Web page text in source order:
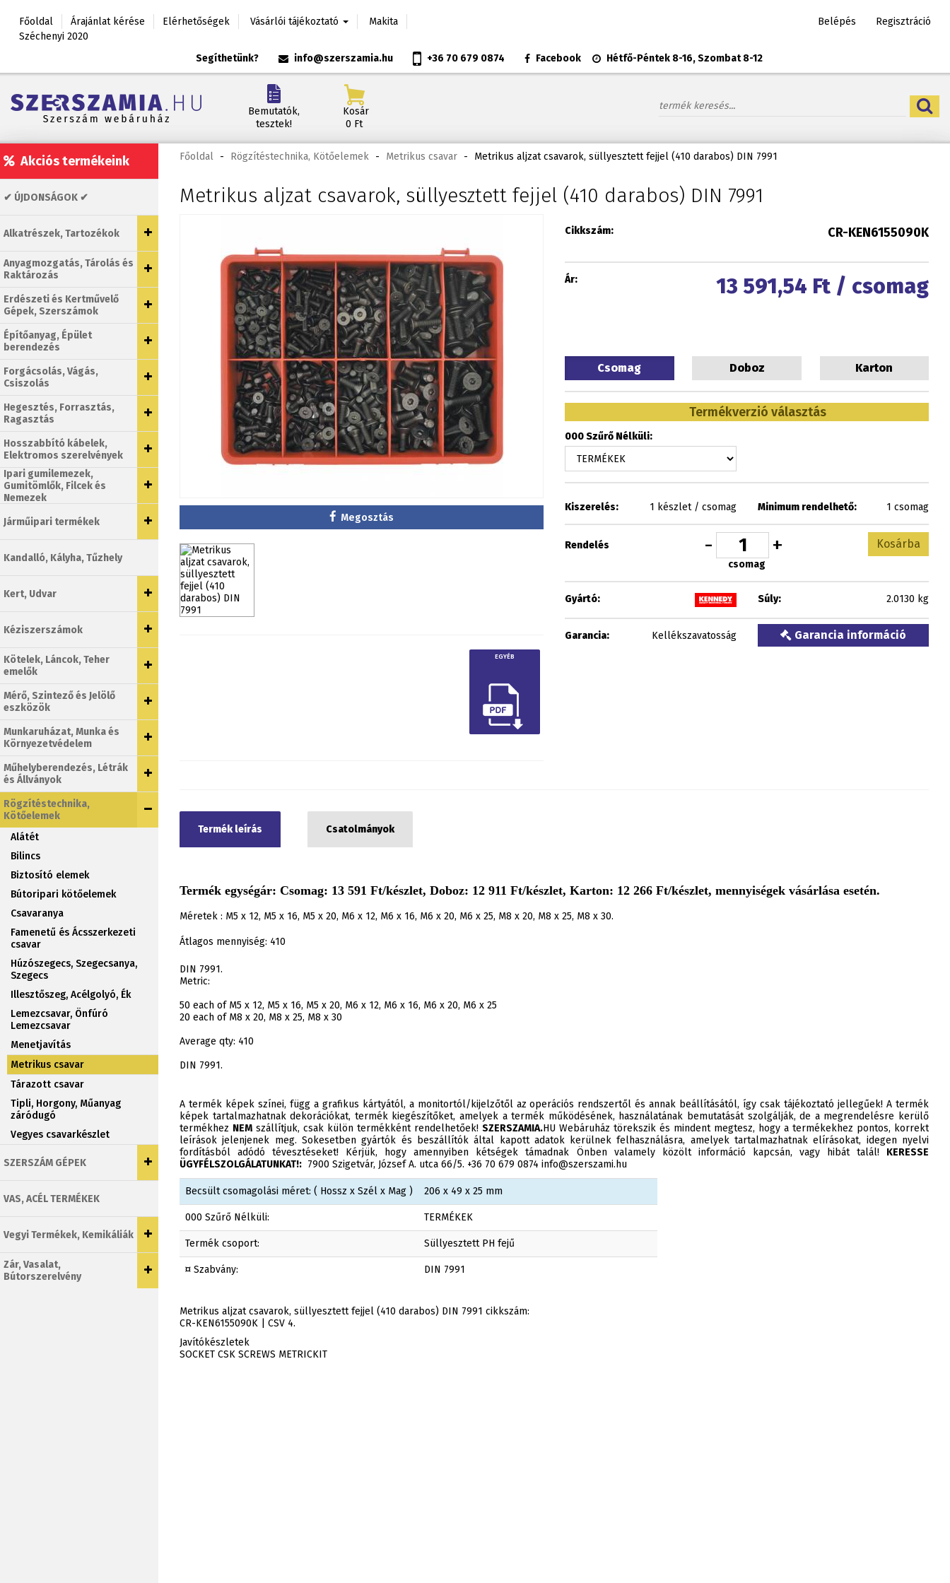
Főoldal Árajánlat kérése Elérhetőségek Vásárlói tájékoztató
Makita
Széchenyi 2020
Belépés Regisztráció
Segíthetünk? info@szerszamia.hu +36 70 679 0874 Facebook Hétfő-Péntek 8-16, Szombat 8-12
Bemutatók,
tesztek!
Kosár
0 Ft
Akciós termékeink
✔ ÚJDONSÁGOK ✔
Alkatrészek, Tartozékok
Anyagmozgatás, Tárolás és
Raktározás
Erdészeti és Kertművelő
Gépek, Szerszámok
Építőanyag, Épület
berendezés
Forgácsolás, Vágás,
Csiszolás
Hegesztés, Forrasztás,
Ragasztás
Hosszabbító kábelek,
Elektromos szerelvények
Ipari gumilemezek,
Gumitömlők, Filcek és
Nemezek
Járműipari termékek
Kandalló, Kályha, Tűzhely
Kert, Udvar
Kéziszerszámok
Kötelek, Láncok, Teher
emelők
Mérő, Szintező és Jelölő
eszközök
Munkaruházat, Munka és
Környezetvédelem
Műhelyberendezés, Létrák
és Állványok
Rögzítéstechnika,
Kötőelemek
Alátét
Bilincs
Biztosító elemek
Bútoripari kötőelemek
Csavaranya
Famenetű és Ácsszerkezeti
csavar
Húzószegecs, Szegecsanya,
Szegecs
Illesztőszeg, Acélgolyó, Ék
Lemezcsavar, Önfúró
Lemezcsavar
Menetjavítás
Metrikus csavar
Tárazott csavar
Tipli, Horgony, Műanyag
záródugó
Vegyes csavarkészlet
SZERSZÁM GÉPEK
VAS, ACÉL TERMÉKEK
Vegyi Termékek, Kemikáliák
Zár, Vasalat,
Bútorszerelvény
Főoldal - Rögzítéstechnika, Kötőelemek - Metrikus csavar - Metrikus aljzat csavarok, süllyesztett fejjel (410 darabos) DIN 7991
Metrikus aljzat csavarok, süllyesztett fejjel (410 darabos) DIN 7991
Megosztás
EGYÉB
Cikkszám: CR-KEN6155090K
Ár: 13 591,54 Ft / csomag
Csomag Doboz Karton
Termékverzió választás
000 Szűrő Nélküli:
Kiszerelés: 1 készlet / csomag Minimum rendelhető: 1 csomag
Rendelés - +
csomag
Kosárba
Gyártó: Súly: 2.0130 kg
Garancia: Kellékszavatosság Garancia információ
Termék leírás Csatolmányok
Termék egységár: Csomag: 13 591 Ft/készlet, Doboz: 12 911 Ft/készlet, Karton: 12 266 Ft/készlet, mennyiségek vásárlása esetén.
Méretek : M5 x 12, M5 x 16, M5 x 20, M6 x 12, M6 x 16, M6 x 20, M6 x 25, M8 x 20, M8 x 25, M8 x 30.
Átlagos mennyiség: 410
DIN 7991.
Metric:
50 each of M5 x 12, M5 x 16, M5 x 20, M6 x 12, M6 x 16, M6 x 20, M6 x 25
20 each of M8 x 20, M8 x 25, M8 x 30
Average qty: 410
DIN 7991.
A termék képek színei, függ a grafikus kártyától, a monitortól/kijelzőtől az operációs rendszertől és annak beállításától, így csak tájékoztató jellegűek! A termék
képek tartalmazhatnak dekorációkat, termék kiegészítőket, amelyek a termék működésének, használatának bemutatását szolgálják, de a megrendelésre kerülő
termékhez NEM szállítjuk, csak külön termékként rendelhetőek! SZERSZAMIA.HU Webáruház törekszik és mindent megtesz, hogy a termékekhez pontos, korrekt
leírások jelenjenek meg. Sokesetben gyártók és beszállítók által kapott adatok kerülnek felhasználásra, amelyek tartalmazhatnak elírásokat, idegen nyelvi
fordításból adódó tévesztéseket! Kérjük, hogy amennyiben kétségek támadnak Önben valamely közölt információ kapcsán, vagy hibát talál! KERESSE
ÜGYFÉLSZOLGÁLATUNKAT!: 7900 Szigetvár, József A. utca 66/5. +36 70 679 0874 info@szerszami.hu
Becsült csomagolási méret: ( Hossz x Szél x Mag ) 206 x 49 x 25 mm
000 Szűrő Nélküli: TERMÉKEK
Termék csoport: Süllyesztett PH fejű
¤ Szabvány: DIN 7991
Metrikus aljzat csavarok, süllyesztett fejjel (410 darabos) DIN 7991 cikkszám:
CR-KEN6155090K | CSV 4.
Javítókészletek
SOCKET CSK SCREWS METRICKIT